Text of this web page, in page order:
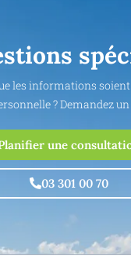
les informations
? Demandez
une
03 301 00 70